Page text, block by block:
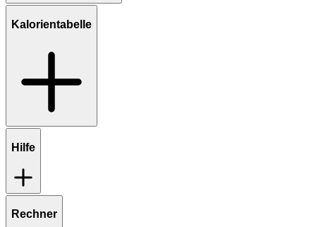
Kalorientabelle
Hilfe
Rechner